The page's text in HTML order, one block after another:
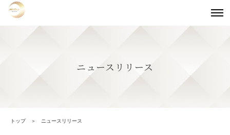
ニュースリリース
トップ ニュースリリース